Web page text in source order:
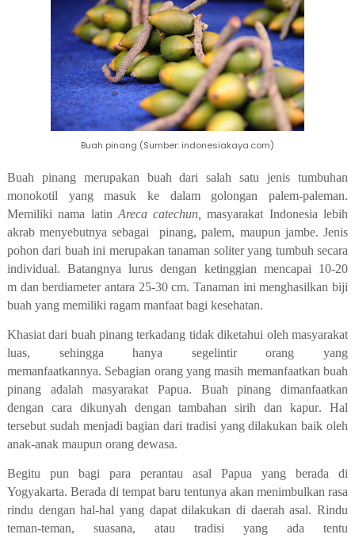
Buah pinang (Sumber: indonesiakaya.com)
Buah pinang merupakan buah dari salah satu jenis tumbuhan
monokotil yangmasuk ke dalam golonganpalem-paleman.
Memiliki nama latin Areca catechun,
masyarakat Indonesia lebih
akrab menyebutnya sebagai pinang, palem, maupun jambe. Jenis
pohon dari buah ini merupakan tanaman soliter yang tumbuh secara
individual. Batangnya lurus dengan ketinggian mencapai 10-20
mdanberdiameter antara 25-30 cm. Tanaman ini menghasilkan biji
buah yang memiliki ragam manfaat bagi kesehatan.
Khasiatdari buah pinang terkadang tidak diketahui oleh masyarakat
luas, sehingga hanya segelintir orang yang
memanfaatkannya. Sebagian orangyang masih memanfaatkan buah
pinang adalah masyarakat Papua. Buah pinang dimanfaatkan
dengan cara dikunyah dengan tambahan sirih dan kapur. Hal
tersebut sudah menjadi bagian dari tradisi yang dilakukan baik oleh
anak-anak maupun orang dewasa.
Begitu pun bagi para perantau asal Papua yang berada di
Yogyakarta. Berada di tempat baru tentunya akan menimbulkan rasa
rindu dengan hal-hal yang dapat dilakukan di daerah asal.Rindu
teman-teman, suasana, atau tradisi yang ada tentu